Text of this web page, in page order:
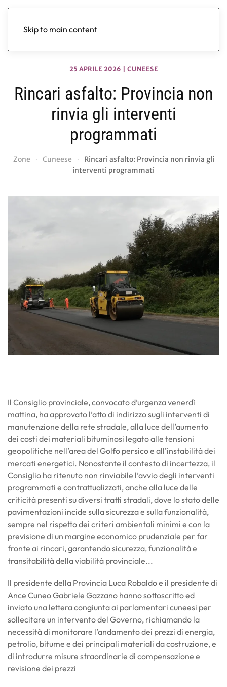
Skip to main content
25 APRILE 2026 CUNEESE
Rincari asfalto: Provincia non
rinvia gli interventi
programmati
Zone Cuneese
Rincari asfalto: Provincia non rinvia gli
interventi programmati
Il Consiglio provinciale, convocato d’urgenza venerdì
mattina, ha approvato l’atto di indirizzo sugli interventi di
manutenzione della rete stradale, alla luce dell’aumento
dei costi dei materiali bituminosi legato alle tensioni
geopolitiche nell’area del Golfo persico e all’instabilità dei
mercati energetici. Nonostante il contesto di incertezza, il
Consiglio ha ritenuto non rinviabile l’avvio degli interventi
programmati e contrattualizzati, anche alla luce delle
criticità presenti su diversi tratti stradali, dove lo stato delle
pavimentazioni incide sulla sicurezza e sulla funzionalità,
sempre nel rispetto dei criteri ambientali minimi e con la
previsione di un margine economico prudenziale per far
fronte ai rincari, garantendo sicurezza, funzionalità e
transitabilità della viabilità provinciale...
Il presidente della Provincia Luca Robaldo e il presidente di
Ance Cuneo Gabriele Gazzano hanno sottoscritto ed
inviato una lettera congiunta ai parlamentari cuneesi per
sollecitare un intervento del Governo, richiamando la
necessità di monitorare l’andamento dei prezzi di energia,
petrolio, bitume e dei principali materiali da costruzione, e
di introdurre misure straordinarie di compensazione e
revisione dei prezzi